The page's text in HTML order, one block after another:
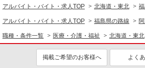
アルバイト・バイト・求人TOP 北海道・東北
アルバイト・バイト・求人TOP 福島県の路線
職種・条件一覧 医療・介護・福祉 北海道・東北
掲載ご希望のお客様へ よく